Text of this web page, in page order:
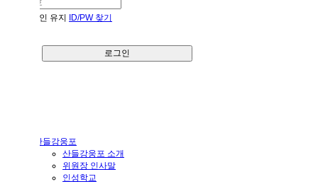
로그인 유지 ID/PW 찾기
로그인
산들강웅포
산들강웅포 소개
위원장 인사말
인성학교